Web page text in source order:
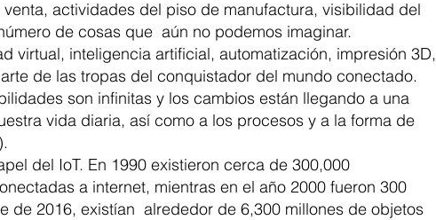
actividades del piso de manufactura, visibilidad del
de cosas que  aún no podemos imaginar.
virtual, inteligencia artificial, automatización, impresión 3D,
de las tropas del conquistador del mundo conectado.
son infinitas y los cambios están llegando a una
vida diaria, así como a los procesos y a la forma de
del IoT. En 1990 existieron cerca de 300,000
a internet, mientras en el año 2000 fueron 300
de 2016, existían  alrededor de 6,300 millones de objetos